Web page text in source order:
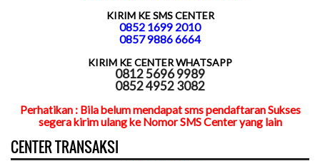
KIRIM KE SMS CENTER
0852 1699 2010
0857 9886 6664
KIRIM KE CENTER WHATSAPP
0812 5696 9989
0852 4952 3082
Perhatikan : Bila belum mendapat sms pendaftaran Sukses
segera kirim ulang ke Nomor SMS Center yang lain
CENTER TRANSAKSI